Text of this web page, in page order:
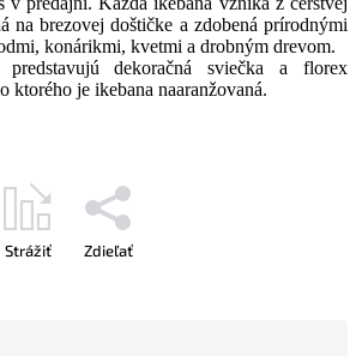
na brezovej doštičke a zdobená prírodnými
konárikmi, kvetmi a drobným drevom.
dekoračná sviečka a florex
ktorého je ikebana naaranžovaná.
Strážiť Zdieľať